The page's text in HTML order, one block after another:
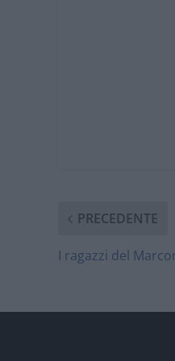
PRECEDENTE
I ragazzi del